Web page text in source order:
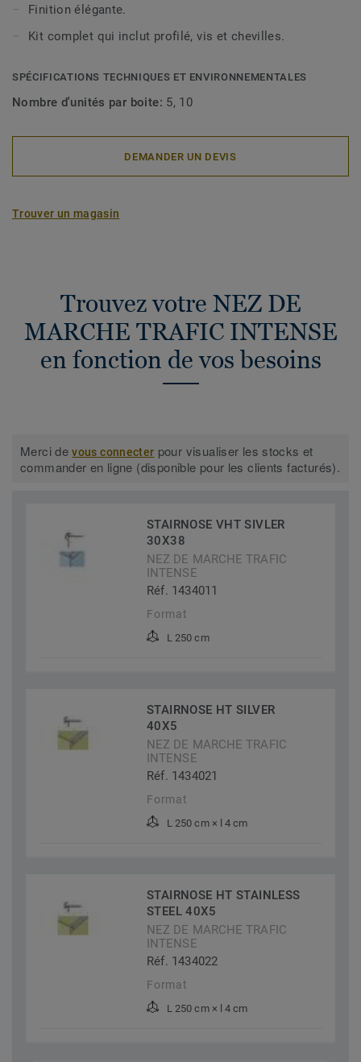
Finition élégante.
Kit complet qui inclut profilé, vis et chevilles.
SPÉCIFICATIONS TECHNIQUES ET ENVIRONNEMENTALES
Nombre d'unités par boite: 5, 10
DEMANDER UN DEVIS
Trouver un magasin
Trouvez votre NEZ DE
MARCHE TRAFIC INTENSE
en fonction de vos besoins
Merci devous connecter pour visualiser les stocks et
commander en ligne (disponible pour les clients facturés).
STAIRNOSE VHT SIVLER
30X38
NEZ DE MARCHE TRAFIC
INTENSE
Réf. 1434011
Format
L 250 cm
STAIRNOSE HT SILVER
40X5
NEZ DE MARCHE TRAFIC
INTENSE
Réf. 1434021
Format
L 250 cm × l 4 cm
STAIRNOSE HT STAINLESS
STEEL 40X5
NEZ DE MARCHE TRAFIC
INTENSE
Réf. 1434022
Format
L 250 cm × l 4 cm